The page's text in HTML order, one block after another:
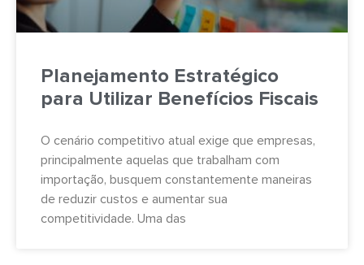
Planejamento Estratégico
para Utilizar Benefícios Fiscais
O cenário competitivo atual exige que empresas,
principalmente aquelas que trabalham com
importação, busquem constantemente maneiras
de reduzir custos e aumentar sua
competitividade. Uma das